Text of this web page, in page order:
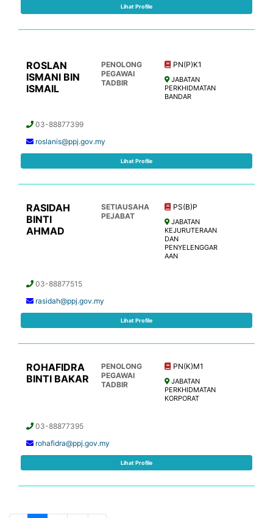
Lihat Profile
ROSLAN
ISMANI BIN
ISMAIL
PENOLONG
PEGAWAI
TADBIR
PN(P)K1
JABATAN
PERKHIDMATAN
BANDAR
03-88877399
roslanis@ppj.gov.my
Lihat Profile
RASIDAH
BINTI
AHMAD
SETIAUSAHA
PEJABAT
PS(B)P
JABATAN
KEJURUTERAAN
DAN
PENYELENGGAR
AAN
03-88877515
rasidah@ppj.gov.my
Lihat Profile
ROHAFIDRA
BINTI BAKAR
PENOLONG
PEGAWAI
TADBIR
PN(K)M1
JABATAN
PERKHIDMATAN
KORPORAT
03-88877395
rohafidra@ppj.gov.my
Lihat Profile